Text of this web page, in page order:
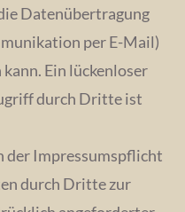
Datenübertragung
per E-Mail)
Ein lückenloser
durch Dritte ist
der Impressumspflicht
durch Dritte zur